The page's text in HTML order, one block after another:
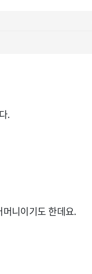
.
니이기도 한데요.